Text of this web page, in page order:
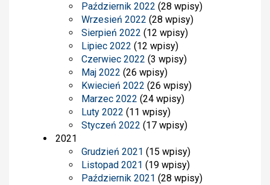
Październik 2022 (28 wpisy)
Wrzesień 2022 (28 wpisy)
Sierpień 2022 (12 wpisy)
Lipiec 2022 (12 wpisy)
Czerwiec 2022 (3 wpisy)
Maj 2022 (26 wpisy)
Kwiecień 2022 (26 wpisy)
Marzec 2022 (24 wpisy)
Luty 2022 (11 wpisy)
Styczeń 2022 (17 wpisy)
2021
Grudzień 2021 (15 wpisy)
Listopad 2021 (19 wpisy)
Październik 2021 (28 wpisy)